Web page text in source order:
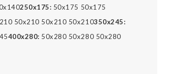
250x175: 50x175 50x175
50x210 50x210 50x210350x245:
400x280: 50x280 50x280 50x280